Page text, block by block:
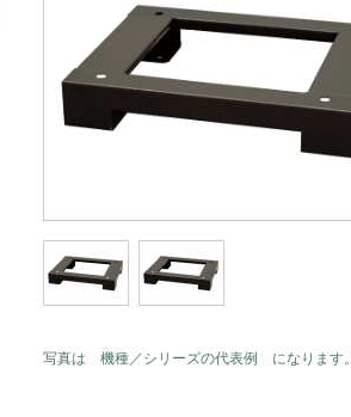
写真は 機種／シリーズの代表例 になります。